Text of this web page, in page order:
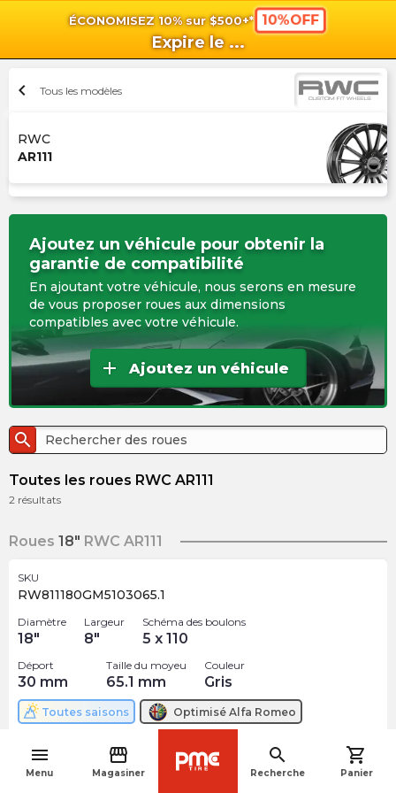
ÉCONOMISEZ 10% sur $500+* 10%OFF
Expire le ...
menu
Menu
storefront
Magasiner
search
Recherche
shopping_cart
Panier
chevron_left Tous les modèles
RWC
AR111
Ajoutez un véhicule pour obtenir la
garantie de compatibilité
En ajoutant votre véhicule, nous serons en mesure
de vous proposer roues aux dimensions
compatibles avec votre véhicule.
add Ajoutez un véhicule
search
Toutes les roues RWC AR111
2 résultats
Roues 18" RWC AR111
SKU
RW811180GM5103065.1
Diamètre
18"
Largeur
8"
Schéma des boulons
5 x 110
Déport
30 mm
Taille du moyeu
65.1 mm
Couleur
Gris
Toutes saisons Optimisé Alfa Romeo
231.65
Rupture de stock
arrow_forward
navigate_before